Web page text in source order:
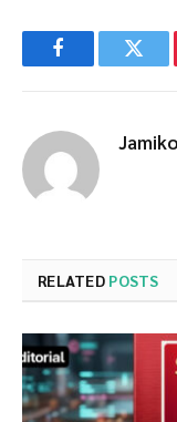
Facebook
RELATED POSTS